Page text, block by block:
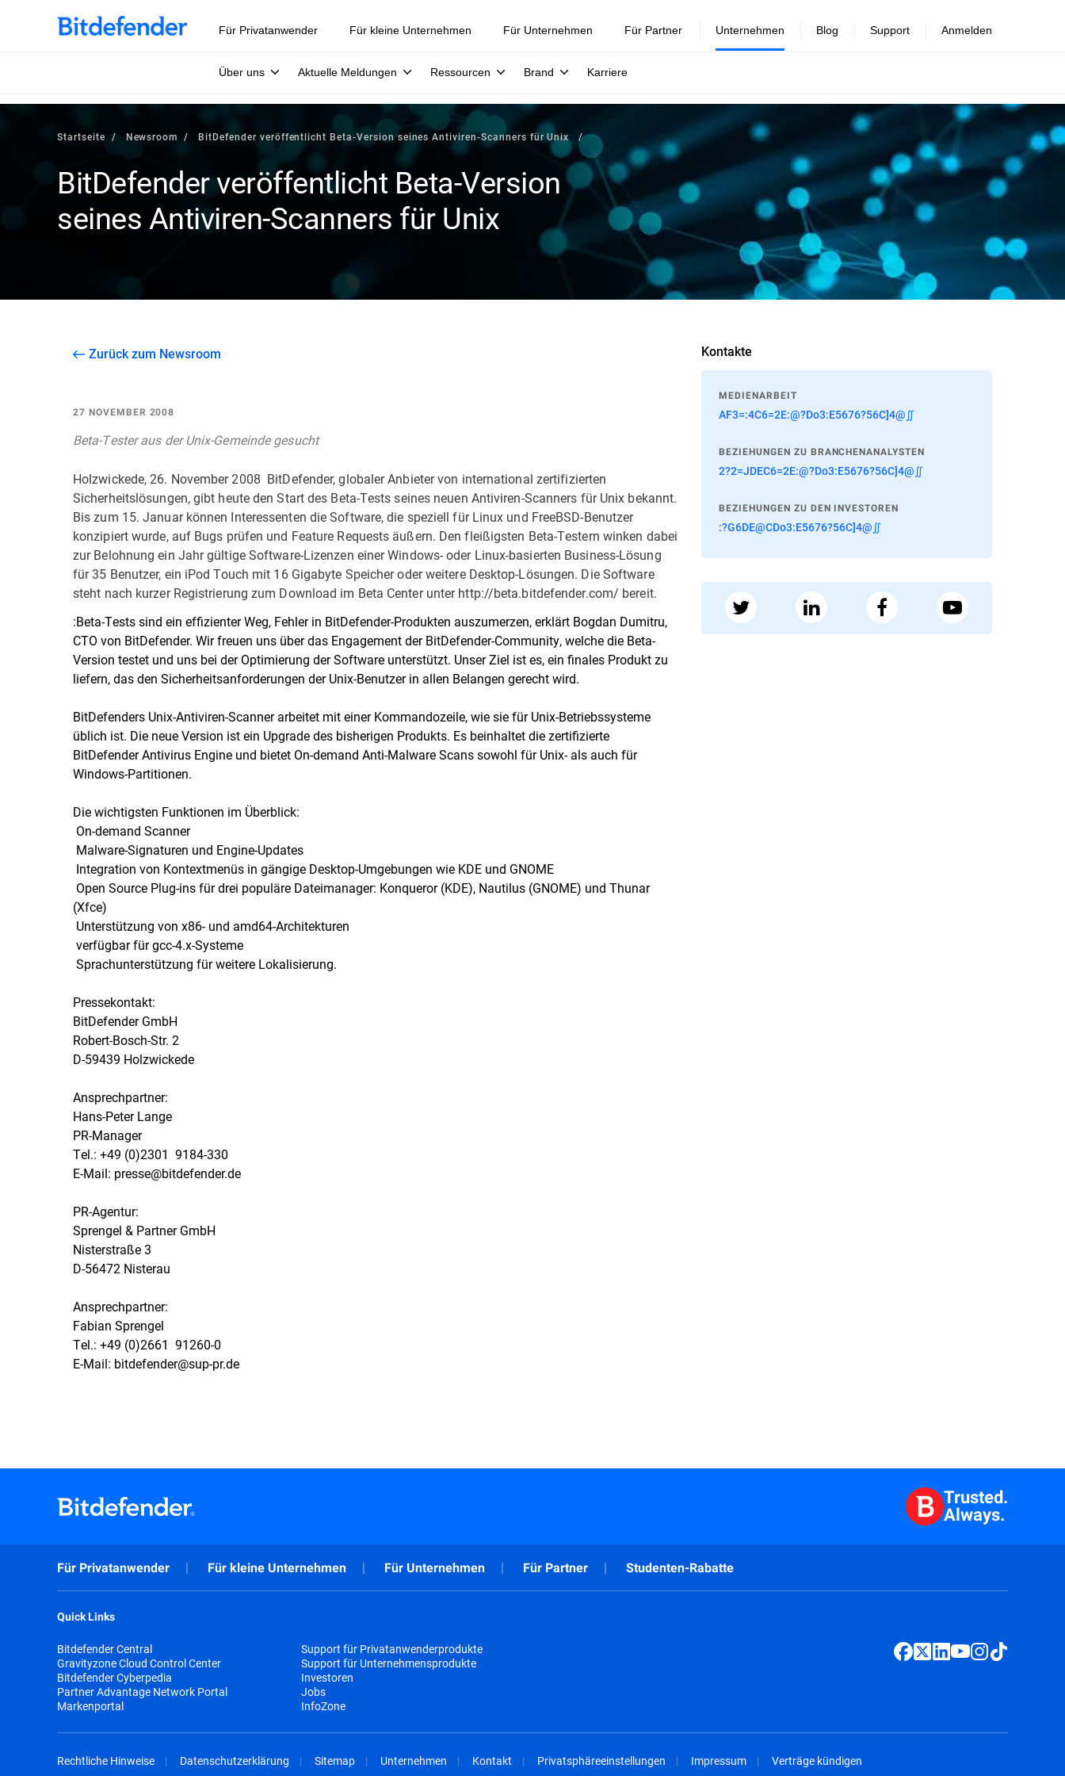
Für Privatanwender Für kleine Unternehmen Für Unternehmen Für Partner Unternehmen
Über uns Aktuelle Meldungen Ressourcen Brand Karriere
Blog Support Anmelden
Startseite Newsroom BitDefender veröffentlicht Beta-Version seines Antiviren-Scanners für Unix
BitDefender veröffentlicht Beta-Version
seines Antiviren-Scanners für Unix
Zurück zum Newsroom
27 NOVEMBER 2008
Beta-Tester aus der Unix-Gemeinde gesucht
Holzwickede, 26. November 2008  BitDefender, globaler Anbieter von international zertifizierten
Sicherheitslösungen, gibt heute den Start des Beta-Tests seines neuen Antiviren-Scanners für Unix bekannt.
Bis zum 15. Januar können Interessenten die Software, die speziell für Linux und FreeBSD-Benutzer
konzipiert wurde, auf Bugs prüfen und Feature Requests äußern. Den fleißigsten Beta-Testern winken dabei
zur Belohnung ein Jahr gültige Software-Lizenzen einer Windows- oder Linux-basierten Business-Lösung
für 35 Benutzer, ein iPod Touch mit 16 Gigabyte Speicher oder weitere Desktop-Lösungen. Die Software
steht nach kurzer Registrierung zum Download im Beta Center unter http://beta.bitdefender.com/ bereit.
:Beta-Tests sind ein effizienter Weg, Fehler in BitDefender-Produkten auszumerzen, erklärt Bogdan Dumitru,
CTO von BitDefender. Wir freuen uns über das Engagement der BitDefender-Community, welche die Beta-
Version testet und uns bei der Optimierung der Software unterstützt. Unser Ziel ist es, ein finales Produkt zu
liefern, das den Sicherheitsanforderungen der Unix-Benutzer in allen Belangen gerecht wird.
BitDefenders Unix-Antiviren-Scanner arbeitet mit einer Kommandozeile, wie sie für Unix-Betriebssysteme
üblich ist. Die neue Version ist ein Upgrade des bisherigen Produkts. Es beinhaltet die zertifizierte
BitDefender Antivirus Engine und bietet On-demand Anti-Malware Scans sowohl für Unix- als auch für
Windows-Partitionen.
Die wichtigsten Funktionen im Überblick:
 On-demand Scanner
 Malware-Signaturen und Engine-Updates
 Integration von Kontextmenüs in gängige Desktop-Umgebungen wie KDE und GNOME
 Open Source Plug-ins für drei populäre Dateimanager: Konqueror (KDE), Nautilus (GNOME) und Thunar
(Xfce)
 Unterstützung von x86- und amd64-Architekturen
 verfügbar für gcc-4.x-Systeme
 Sprachunterstützung für weitere Lokalisierung.
Pressekontakt:
BitDefender GmbH
Robert-Bosch-Str. 2
D-59439 Holzwickede
Ansprechpartner:
Hans-Peter Lange
PR-Manager
Tel.: +49 (0)2301  9184-330
E-Mail: presse@bitdefender.de
PR-Agentur:
Sprengel & Partner GmbH
Nisterstraße 3
D-56472 Nisterau
Ansprechpartner:
Fabian Sprengel
Tel.: +49 (0)2661  91260-0
E-Mail: bitdefender@sup-pr.de
Kontakte
MEDIENARBEIT
AF3=:4C6=2E:@?Do3:E5676?56C]4@∬
BEZIEHUNGEN ZU BRANCHENANALYSTEN
2?2=JDEC6=2E:@?Do3:E5676?56C]4@∬
BEZIEHUNGEN ZU DEN INVESTOREN
:?G6DE@CDo3:E5676?56C]4@∬
Trusted.
Always.
Für Privatanwender Für kleine Unternehmen Für Unternehmen Für Partner Studenten-Rabatte
Quick Links
Bitdefender Central
Gravityzone Cloud Control Center
Bitdefender Cyberpedia
Partner Advantage Network Portal
Markenportal
Support für Privatanwenderprodukte
Support für Unternehmensprodukte
Investoren
Jobs
InfoZone
Rechtliche Hinweise Datenschutzerklärung Sitemap Unternehmen Kontakt Privatsphäreeinstellungen Impressum Verträge kündigen